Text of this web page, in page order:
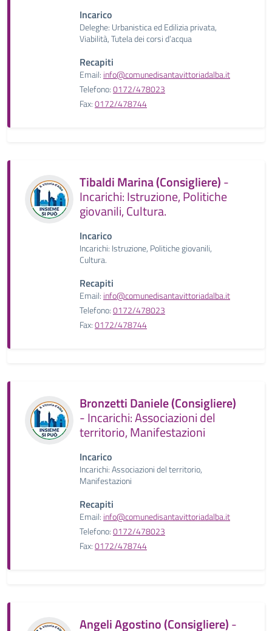
Incarico
Deleghe: Urbanistica ed Edilizia privata,
Viabilità, Tutela dei corsi d’acqua
Recapiti
Email: info@comunedisantavittoriadalba.it
Telefono:0172/478023
Fax:0172/478744
Tibaldi Marina (Consigliere)-
Incarichi: Istruzione, Politiche
giovanili, Cultura.
Incarico
Incarichi: Istruzione, Politiche giovanili,
Cultura.
Recapiti
Email: info@comunedisantavittoriadalba.it
Telefono:0172/478023
Fax:0172/478744
Bronzetti Daniele (Consigliere)
- Incarichi: Associazioni del
territorio, Manifestazioni
Incarico
Incarichi: Associazioni del territorio,
Manifestazioni
Recapiti
Email: info@comunedisantavittoriadalba.it
Telefono:0172/478023
Fax:0172/478744
Angeli Agostino (Consigliere)-